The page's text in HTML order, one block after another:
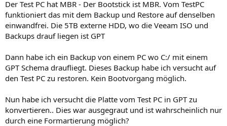
Der Test PC hat MBR - Der Bootstick ist MBR. Vom TestPC
funktioniert das mit dem Backup und Restore auf denselben
einwandfrei. Die 5TB externe HDD, wo die Veeam ISO und
Backups drauf liegen ist GPT
Dann habe ich ein Backup von einem PC wo C:/ mit einem
GPT Schema draufliegt. Dieses Backup habe ich versucht auf
den Test PC zu restoren. Kein Bootvorgang möglich.
Nun habe ich versucht die Platte vom Test PC in GPT zu
konvertieren.. Dies war ausgegraut und ist wahrscheinlich nur
durch eine Formartierung möglich?